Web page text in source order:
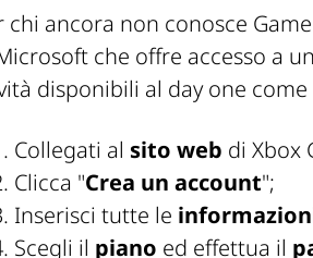
chi ancora non conosce
che offre accesso a un
disponibili al day one
Collegati al sito web di Xbox
Clicca "Crea un account";
Inserisci tutte le
Scegli il piano ed effettua il